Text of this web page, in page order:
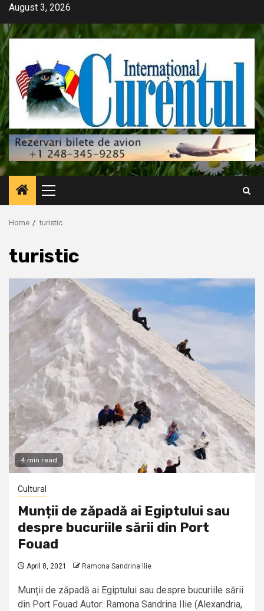
Skip
content
August 3, 2026
Primary
Menu
Home turistic
turistic
4 min read
Cultural
Munții de zăpadă ai Egiptului sau
despre bucuriile sării din Port
Fouad
April 8, 2021 Ramona Sandrina Ilie
Munții de zăpadă ai Egiptului sau despre bucuriile sării
din Port Fouad Autor: Ramona Sandrina Ilie (Alexandria,